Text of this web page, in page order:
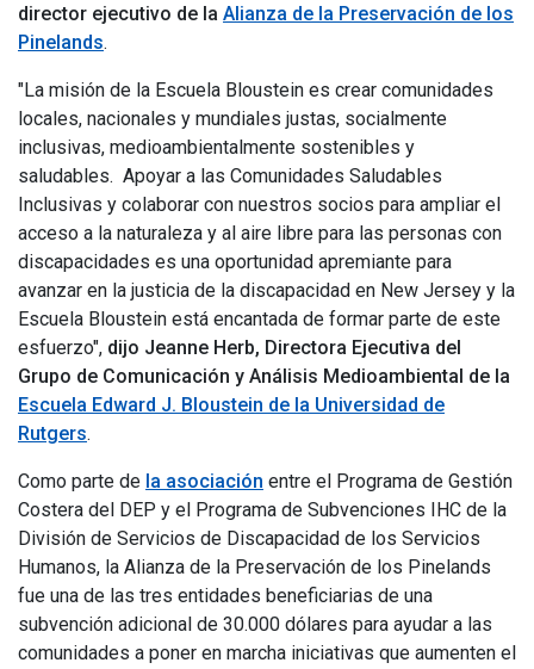
director ejecutivo de la Alianza de la Preservación de los
Pinelands.
"La misión de la Escuela Bloustein es crear comunidades
locales, nacionales y mundiales justas, socialmente
inclusivas, medioambientalmente sostenibles y
saludables. Apoyar a las Comunidades Saludables
Inclusivas y colaborar con nuestros socios para ampliar el
acceso a la naturaleza y al aire libre para las personas con
discapacidades es una oportunidad apremiante para
avanzar en la justicia de la discapacidad en New Jersey y la
Escuela Bloustein está encantada de formar parte de este
esfuerzo", dijo Jeanne Herb, Directora Ejecutiva del
Grupo de Comunicación y Análisis Medioambiental de la
Escuela Edward J. Bloustein de la Universidad de
Rutgers.
Como parte de la asociación entre el Programa de Gestión
Costera del DEP y el Programa de Subvenciones IHC de la
División de Servicios de Discapacidad de los Servicios
Humanos, la Alianza de la Preservación de los Pinelands
fue una de las tres entidades beneficiarias de una
subvención adicional de 30.000 dólares para ayudar a las
comunidades a poner en marcha iniciativas que aumenten el